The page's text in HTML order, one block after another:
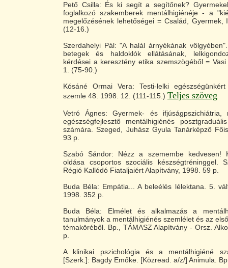
Pető Csilla: És ki segít a segítőnek?
foglalkozó szakemberek mentálhigiénéje - a
megelőzésének lehetőségei = Család, Gyermek,
(12-16.)
Szerdahelyi Pál: "A halál árnyékának
betegek és haldoklók ellátásának,
kérdései a keresztény etika szemszögéből =
1. (75-90.)
Kósáné Ormai Vera: Testi-lelki
szemle 48. 1998. 12. (111-115.) Teljes szöveg
Vetró Ágnes: Gyermek- és ifjúságpszichiátria,
egészségfejlesztő mentálhigiénés
számára. Szeged, Juhász Gyula Tanárképző
93 p.
Szabó Sándor: Nézz a szemembe kedvesen!
oldása csoportos szociális készségtréninggel.
Régió Kallódó Fiataljaiért Alapítvány, 1998. 59 p.
Buda Béla: Empátia... A beleélés lélektana. 5.
1998. 352 p.
Buda Béla: Elmélet és alkalmazás a
tanulmányok a mentálhigiénés szemlélet és az
témaköréből. Bp., TÁMASZ Alapítvány - Orsz.
p.
A klinikai pszichológia és a mentálhigiéné
[Szerk.]: Bagdy Emőke. [Közread. a/z/] Animula.